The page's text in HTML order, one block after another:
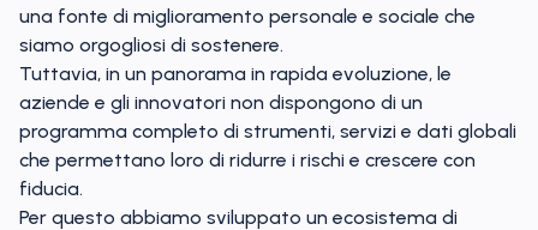
una fonte di miglioramento personale e sociale che
siamo orgogliosi di sostenere.
Tuttavia, in un panorama in rapida evoluzione, le
aziende e gli innovatori non dispongono di un
programma completo di strumenti, servizi e dati globali
che permettano loro di ridurre i rischi e crescere con
fiducia.
Per questo abbiamo sviluppato un ecosistema di